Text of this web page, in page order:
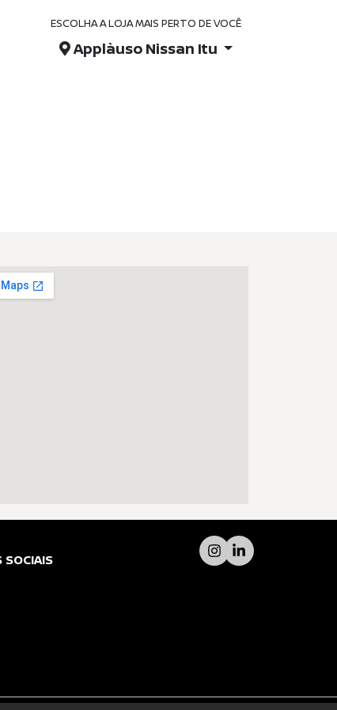
ESCOLHA A LOJA MAIS PERTO DE VOCÊ
Applàuso Nissan Itu
SOCIAIS